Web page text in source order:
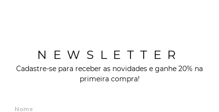
NEWSLETTER
Cadastre-se para receber as novidades e ganhe 20% na
primeira compra!